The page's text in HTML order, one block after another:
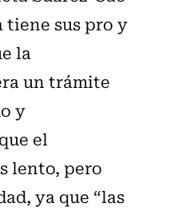
tiene sus pro y
la
un trámite
y
el
lento, pero
ya que “las